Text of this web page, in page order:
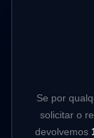
Se por
solicitar o
devolvemos